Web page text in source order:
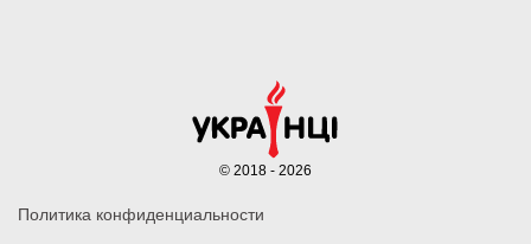
Политика конфиденциальности
© 2018 - 2026